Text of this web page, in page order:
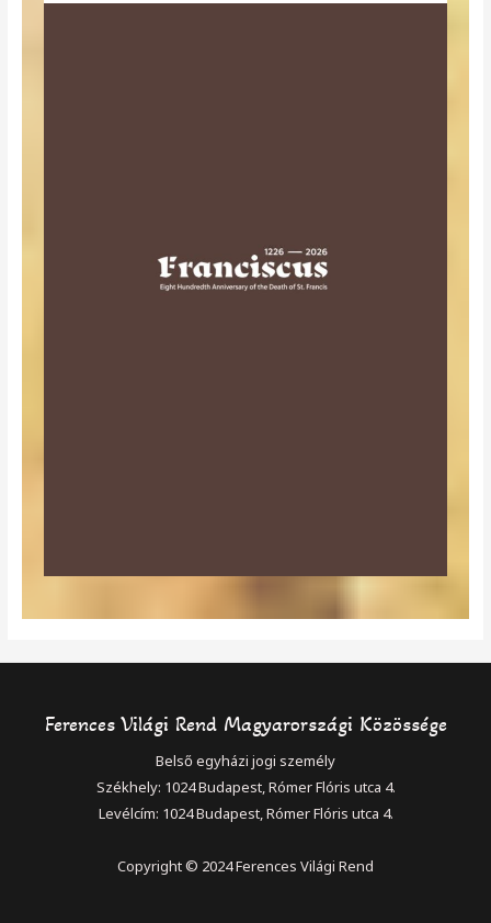
Ferences Világi Rend Magyarországi Közössége
Belső egyházi jogi személy
Székhely: 1024 Budapest, Rómer Flóris utca 4.
Levélcím: 1024 Budapest, Rómer Flóris utca 4.
Copyright © 2024 Ferences Világi Rend